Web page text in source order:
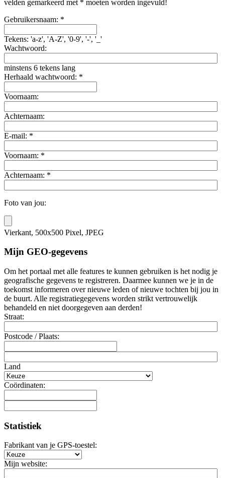
velden gemarkeerd met * moeten worden ingevuld!
Gebruikersnaam: *
Tekens: 'a-z', 'A-Z', '0-9', '-', '_'
Wachtwoord:
minstens 6 tekens lang
Herhaald wachtwoord: *
Voornaam:
Achternaam:
E-mail: *
Voornaam: *
Achternaam: *
Foto van jou:
Vierkant, 500x500 Pixel, JPEG
Mijn GEO-gegevens
Om het portaal met alle features te kunnen gebruiken is het nodig je
geografische gegevens te registreren. Daarmee kunnen we je in de
toekomst informeren over nieuwe leden of nieuwe tochten bij jou in
de buurt. Alle registratiegegevens worden strikt vertrouwelijk
behandeld en niet doorgegeven aan derden!
Straat:
Postcode / Plaats:
Land
Coördinaten:
Statistiek
Fabrikant van je GPS-toestel:
Mijn website: